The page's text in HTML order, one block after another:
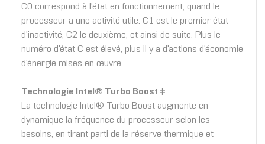
C0 correspond à l'état en fonctionnement, quand le
processeur a une activité utile. C1 est le premier état
d'inactivité, C2 le deuxième, et ainsi de suite. Plus le
numéro d'état C est élevé, plus il y a d'actions d'économie
d'énergie mises en œuvre.
Technologie Intel® Turbo Boost ‡
La technologie Intel® Turbo Boost augmente en
dynamique la fréquence du processeur selon les
besoins, en tirant parti de la réserve thermique et